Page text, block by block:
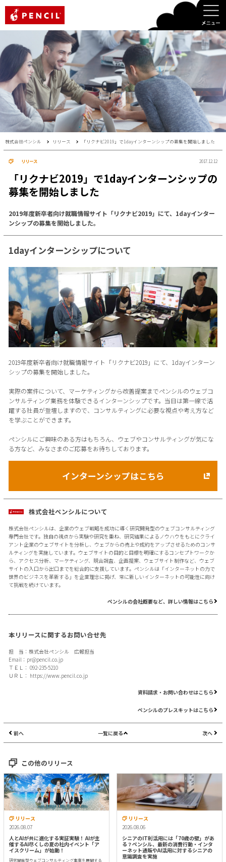
株式会社ペンシル リリース 「リクナビ2019」で1dayインターンシップの募集を開始しました
リリース 2017.12.12
「リクナビ2019」で1dayインターンシップの
募集を開始しました
2019年度新卒者向け就職情報サイト「リクナビ2019」にて、1dayインター
ンシップの募集を開始しました。
1dayインターンシップについて
2019年度新卒者向け就職情報サイト「リクナビ2019」にて、1dayインターン
シップの募集を開始しました。
実際の案件について、マーケティングから改善提案までペンシルのウェブコ
ンサルティング業務を体験できるインターンシップです。当日は第一線で活
躍する社員が登壇しますので、コンサルティングに必要な視点や考え方など
を学ぶことができます。
ペンシルにご興味のある方はもちろん、ウェブやコンサルティングが気にな
る方など、みなさまのご応募をお待ちしております。
インターンシップはこちら
株式会社ペンシルについて
株式会社ペンシルは、企業のウェブ戦略を成功に導く研究開発型のウェブコンサルティング
専門会社です。独自の視点から実験や研究を重ね、研究結果によるノウハウをもとにクライ
アント企業のウェブサイトを分析し、ウェブからの売上や成約をアップさせるためのコンサ
ルティングを実施しています。ウェブサイトの目的と目標を明確にするコンセプトワークか
ら、アクセス分析、マーケティング、競合調査、企画提案、ウェブサイト制作など、ウェブ
サイトの入口から出口までを総合的に支援しています。ペンシルは「インターネットの力で
世界のビジネスを革新する」を企業理念に掲げ、常に新しいインターネットの可能性に向け
て挑戦を続けています。
ペンシルの会社概要など、詳しい情報はこちら
本リリースに関するお問い合せ先
担 当：株式会社ペンシル 広報担当
Email： pr@pencil.co.jp
ＴＥＬ： 092-235-5210
ＵＲＬ： https://www.pencil.co.jp
資料請求・お問い合わせはこちら
ペンシルのプレスキットはこちら
前へ 一覧に戻る 次へ
この他のリリース
リリース
2026.08.07
人とAIが共に進化する実証実験！ AIが主
催するAI尽くしの夏の社内イベント「ア
イスクリーム」が始動！
研究開発型ウェブコンサルティング事業を展開する
リリース
2026.08.06
シニアのIT利活用には「70歳の壁」があ
る？ペンシル、最新の消費行動・インタ
ーネット通販やAI活用に対するシニアの
意識調査を実施